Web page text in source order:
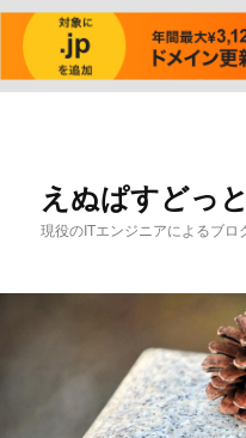
えぬぱすどっ
現役のITエンジニアによるブロ